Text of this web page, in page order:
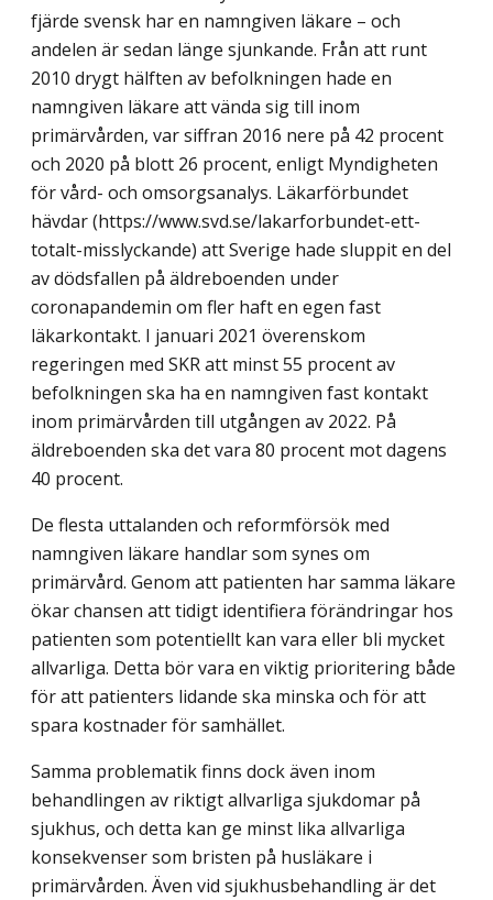
fjärde svensk har en namngiven läkare – och
andelen är sedan länge sjunkande. Från att runt
2010 drygt hälften av befolkningen hade en
namngiven läkare att vända sig till inom
primärvården, var siffran 2016 nere på 42 procent
och 2020 på blott 26 procent, enligt Myndigheten
för vård- och omsorgsanalys. Läkarförbundet
hävdar (https://www.svd.se/lakarforbundet-ett-
totalt-misslyckande) att Sverige hade sluppit en del
av dödsfallen på äldreboenden under
coronapandemin om fler haft en egen fast
läkarkontakt. I januari 2021 överenskom
regeringen med SKR att minst 55 procent av
befolkningen ska ha en namngiven fast kontakt
inom primärvården till utgången av 2022. På
äldreboenden ska det vara 80 procent mot dagens
40 procent.
De flesta uttalanden och reformförsök med
namngiven läkare handlar som synes om
primärvård. Genom att patienten har samma läkare
ökar chansen att tidigt identifiera förändringar hos
patienten som potentiellt kan vara eller bli mycket
allvarliga. Detta bör vara en viktig prioritering både
för att patienters lidande ska minska och för att
spara kostnader för samhället.
Samma problematik finns dock även inom
behandlingen av riktigt allvarliga sjuk­domar på
sjukhus, och detta kan ge minst lika allvarliga
konsekvenser som bristen på husläkare i
primärvården. Även vid sjukhusbehandling är det